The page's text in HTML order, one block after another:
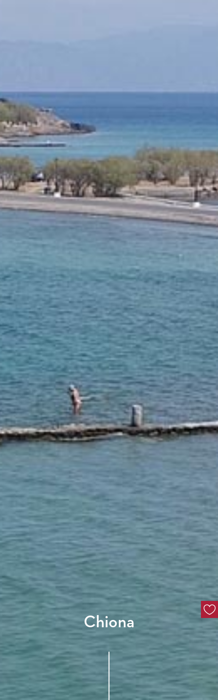
Chiona